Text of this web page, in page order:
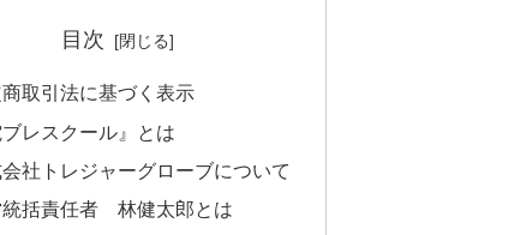
目次
取引法に基づく表示
ブレスクール』とは
社トレジャーグローブについて
統括責任者 林健太郎とは